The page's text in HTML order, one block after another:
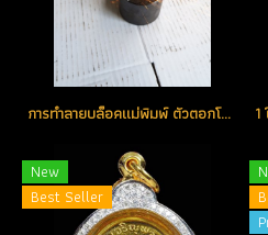
การทำลายบล็อคแม่พิมพ์ ตัวตอกโค้ดและหมายเลข เหรียญเจริญพร 2
New
Best Seller